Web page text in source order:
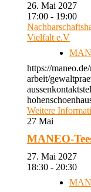
26. Mai 2027
17:00 - 19:00
Vielfalt e.V
https://
arbeit/
Weitere
27 Mai
MANEO-
27. Mai 2027
18:30 - 20:30